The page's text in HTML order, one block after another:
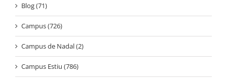
Blog (71)
Campus (726)
Campus de Nadal (2)
Campus Estiu (786)